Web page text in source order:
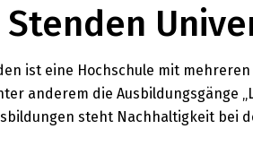
Stenden
ist eine Hochschule mit
anderem die Ausbildungsgänge
steht Nachhaltigkeit bei